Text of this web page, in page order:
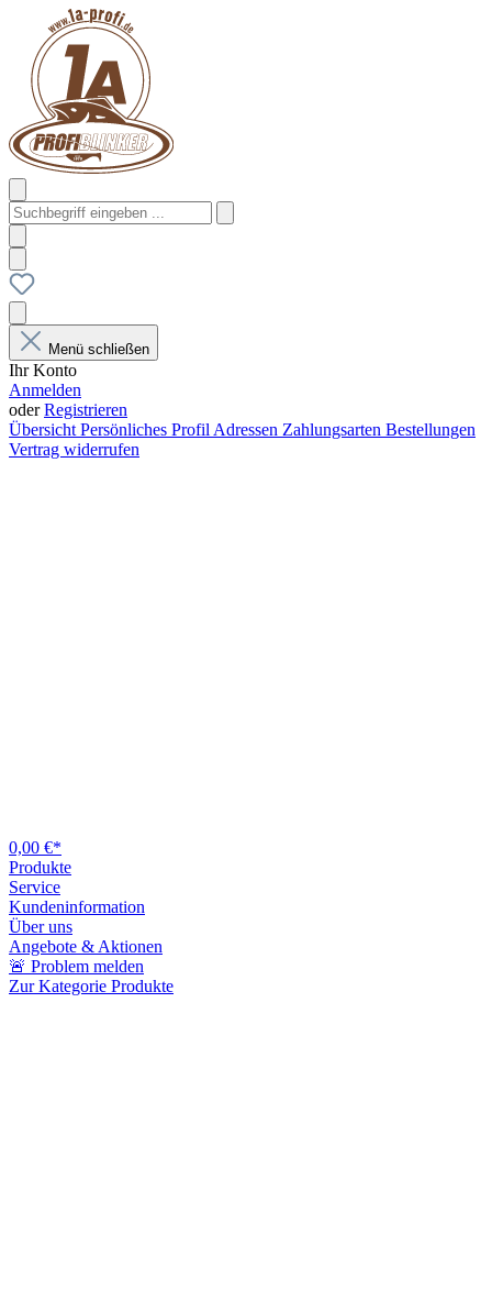
Menü schließen
Ihr Konto
Anmelden
oderRegistrieren
Übersicht Persönliches Profil Adressen Zahlungsarten Bestellungen
Vertrag widerrufen
0,00 €*
Produkte
Service
Kundeninformation
Über uns
Angebote & Aktionen
🚨 Problem melden
Zur Kategorie Produkte